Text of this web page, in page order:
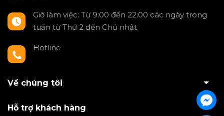
Giờ làm việc: Từ 9:00 đến 22:00 các ngày trong
tuần từ Thứ 2 đến Chủ nhật
Hotline
Về chúng tôi
Hỗ trợ khách hàng